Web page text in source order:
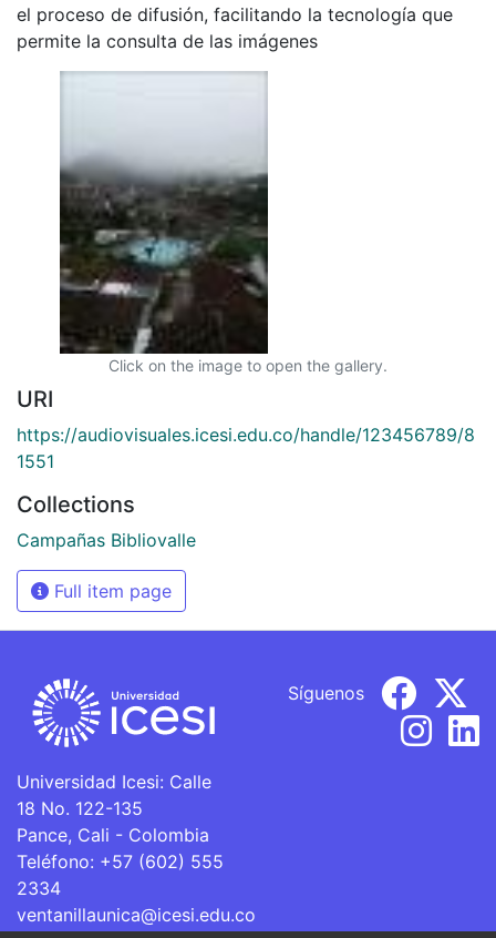
el proceso de difusión, facilitando la tecnología que
permite la consulta de las imágenes
Click on the image to open the gallery.
URI
https://audiovisuales.icesi.edu.co/handle/123456789/8
1551
Collections
Campañas Bibliovalle
Full item page
Universidad Icesi: Calle
18 No. 122-135
Pance, Cali - Colombia
Teléfono: +57 (602) 555
2334
ventanillaunica@icesi.edu.co
Síguenos